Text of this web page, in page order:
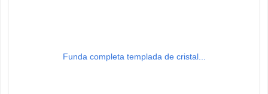
Funda completa templada de cristal...